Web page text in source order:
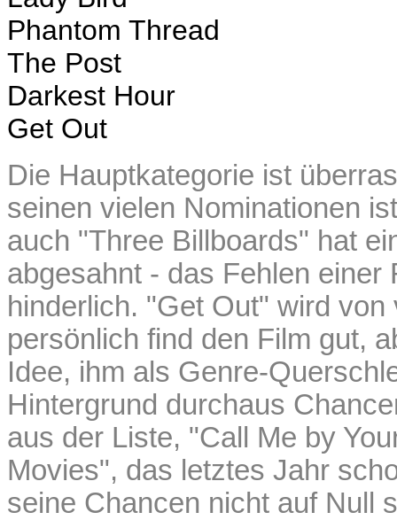
Phantom Thread
The Post
Darkest Hour
Get Out
Die Hauptkategorie ist
seinen vielen Nominationen
auch "Three Billboards" hat
abgesahnt - das Fehlen
hinderlich. "Get Out" wird
persönlich find den Film gut,
Idee, ihm als Genre-
Hintergrund durchaus
aus der Liste, "Call Me by
Movies", das letztes Jahr
seine Chancen nicht auf Null